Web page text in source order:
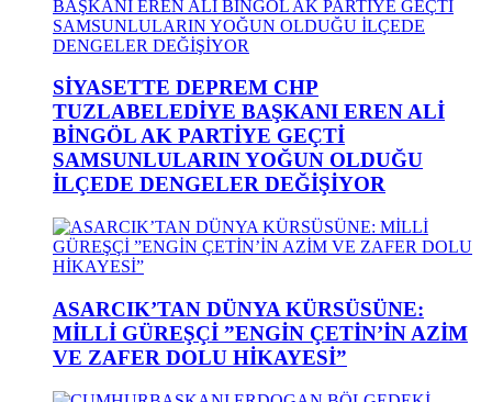
SİYASETTE DEPREM CHP
TUZLABELEDİYE BAŞKANI EREN ALİ
BİNGÖL AK PARTİYE GEÇTİ
SAMSUNLULARIN YOĞUN OLDUĞU
İLÇEDE DENGELER DEĞİŞİYOR
ASARCIK’TAN DÜNYA KÜRSÜSÜNE:
MİLLİ GÜREŞÇİ ”ENGİN ÇETİN’İN AZİM
VE ZAFER DOLU HİKAYESİ”